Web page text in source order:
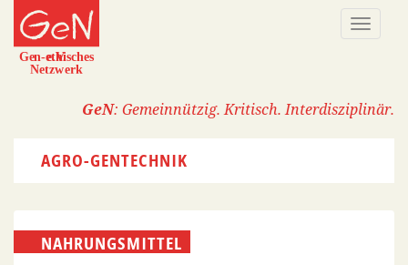
Direkt
zum
Inhalt
GeN: Gemeinnützig. Kritisch. Interdisziplinär.
AGRO-GENTECHNIK
NAHRUNGSMITTEL